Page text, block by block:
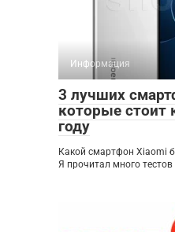
Информация
3 лучших
которые стоит
году
Какой смартфон Xiaomi
Я прочитал много тестов